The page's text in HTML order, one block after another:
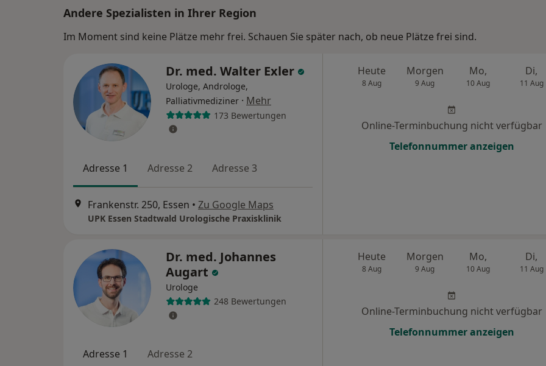
Andere Spezialisten in Ihrer Region
Im Moment sind keine Plätze mehr frei. Schauen Sie später nach, ob neue Plätze frei sind.
Dr. med. Walter Exler
Urologe, Androloge,
Palliativmediziner · Mehr
173 Bewertungen
Adresse 1 Adresse 2 Adresse 3
Frankenstr. 250, Essen • Zu Google Maps
UPK Essen Stadtwald Urologische Praxisklinik
Heute
8 Aug
Morgen
9 Aug
Mo,
10 Aug
Di,
11 Aug
Online-Terminbuchung nicht verfügbar
Telefonnummer anzeigen
Dr. med. Johannes
Augart
Urologe
248 Bewertungen
Adresse 1 Adresse 2
Heute
8 Aug
Morgen
9 Aug
Mo,
10 Aug
Di,
11 Aug
Online-Terminbuchung nicht verfügbar
Telefonnummer anzeigen